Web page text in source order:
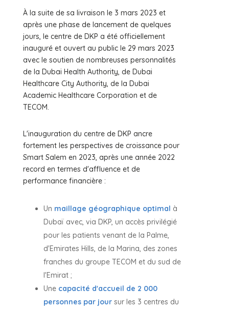
À la suite de sa livraison le 3 mars 2023 et
après une phase de lancement de quelques
jours, le centre de DKP a été officiellement
inauguré et ouvert au public le 29 mars 2023
avec le soutien de nombreuses personnalités
de la Dubai Health Authority, de Dubai
Healthcare City Authority, de la Dubai
Academic Healthcare Corporation et de
TECOM.
L'inauguration du centre de DKP ancre
fortement les perspectives de croissance pour
Smart Salem en 2023, après une année 2022
record en termes d'affluence et de
performance financière :
Un maillage géographique optimal à
Dubaï avec, via DKP, un accès privilégié
pour les patients venant de la Palme,
d'Emirates Hills, de la Marina, des zones
franches du groupe TECOM et du sud de
l'Emirat ;
Une capacité d'accueil de 2 000
personnes par joursur les 3 centres du